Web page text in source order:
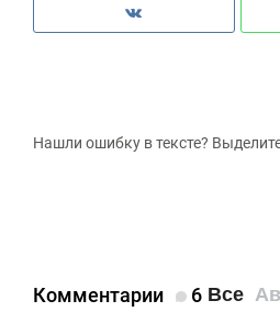
Нашли ошибку в тексте?
Комментарии 6 Все